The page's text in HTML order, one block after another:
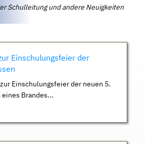
Schulleitung und andere Neuigkeiten
Einschulungsfeier der
Einschulungsfeier der neuen 5.
eines Brandes...